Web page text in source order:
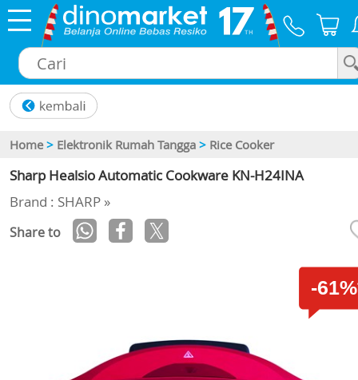
Home > Elektronik Rumah Tangga > Rice Cooker
Sharp Healsio Automatic Cookware KN-H24INA
Brand : SHARP »
Share to
-